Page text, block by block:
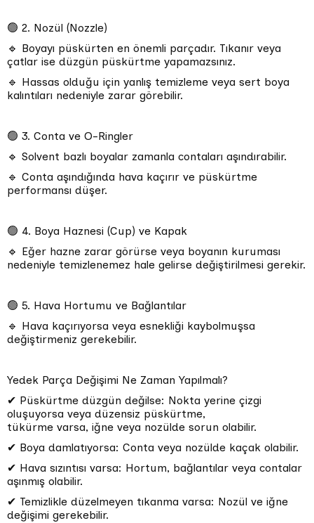
🟢 2. Nozül (Nozzle)
🔹 Boyayı püskürten en önemli parçadır. Tıkanır veya
çatlar ise düzgün püskürtme yapamazsınız.
🔹 Hassas olduğu için yanlış temizleme veya sert boya
kalıntıları nedeniyle zarar görebilir.
🟢 3. Conta ve O-Ringler
🔹 Solvent bazlı boyalar zamanla contaları aşındırabilir.
🔹 Conta aşındığında hava kaçırır ve püskürtme
performansı düşer.
🟢 4. Boya Haznesi (Cup) ve Kapak
🔹 Eğer hazne zarar görürse veya boyanın kuruması
nedeniyle temizlenemez hale gelirse değiştirilmesi gerekir.
🟢 5. Hava Hortumu ve Bağlantılar
🔹 Hava kaçırıyorsa veya esnekliği kaybolmuşsa
değiştirmeniz gerekebilir.
Yedek Parça Değişimi Ne Zaman Yapılmalı?
✔ Püskürtme düzgün değilse: Nokta yerine çizgi
oluşuyorsa veya düzensiz püskürtme,
tükürme varsa, iğne veya nozülde sorun olabilir.
✔ Boya damlatıyorsa: Conta veya nozülde kaçak olabilir.
✔ Hava sızıntısı varsa: Hortum, bağlantılar veya contalar
aşınmış olabilir.
✔ Temizlikle düzelmeyen tıkanma varsa: Nozül ve iğne
değişimi gerekebilir.